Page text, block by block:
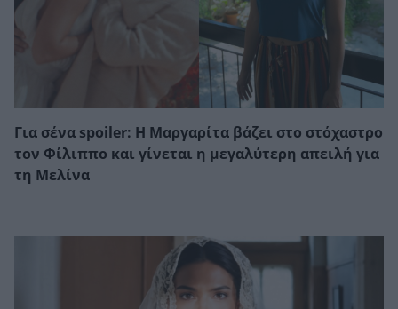
Για σένα spoiler: Η Μαργαρίτα βάζει στο στόχαστρο
τον Φίλιππο και γίνεται η μεγαλύτερη απειλή για
τη Μελίνα